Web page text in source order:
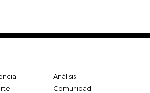
Análisis
Comunidad